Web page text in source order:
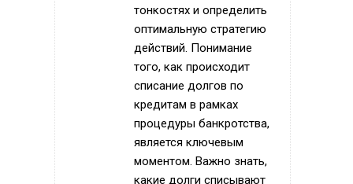
тонкостях и определить
оптимальную стратегию
действий. Понимание
того, как происходит
списание долгов по
кредитам в рамках
процедуры банкротства,
является ключевым
моментом. Важно знать,
какие долги списывают